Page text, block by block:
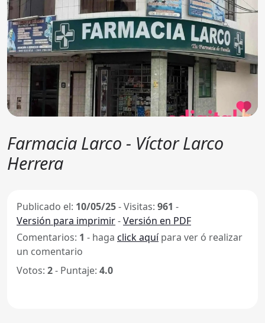
Farmacia Larco - Víctor Larco
Herrera
Publicado el: 10/05/25-Visitas: 961 -
Versión para imprimir-Versión en PDF
Comentarios: 1 - haga click aquípara ver ó realizar
un comentario
Votos: 2- Puntaje: 4.0